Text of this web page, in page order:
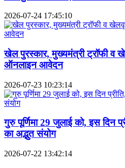
2026-07-24 17:45:10
खेल पुरस्कार, मुख्यमंत्री ट्रॉफी व
ऑनलाइन आवेदन
2026-07-23 10:23:14
गुरु पूर्णिमा 29 जुलाई को, इस दिन
का अद्भुत संयोग
2026-07-22 13:42:14